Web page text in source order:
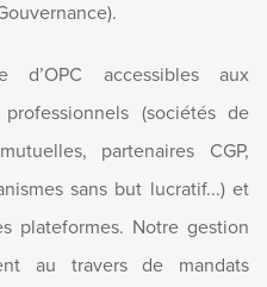
d’OPC accessibles aux
(sociétés de
partenaires CGP,
sans but lucratif...) et
plateformes. Notre gestion
au travers de mandats